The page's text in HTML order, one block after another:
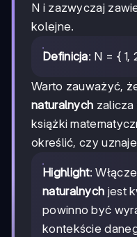
N i zazwyczaj
kolejne.
Definicja: N = { 1,
Warto zauważyć,
naturalnych
książki
określić, czy
Highlight:
naturalnych jest
powinno być
kontekście